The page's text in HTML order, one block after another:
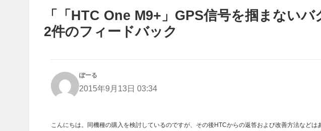
「「HTC One M9+」GPS信号を掴まない
2件のフィードバック
ぽーる
り:
2015年9月13日 03:34
こんにちは。同機種の購入を検討しているのですが、その後HTCからの返答および改善方法などは